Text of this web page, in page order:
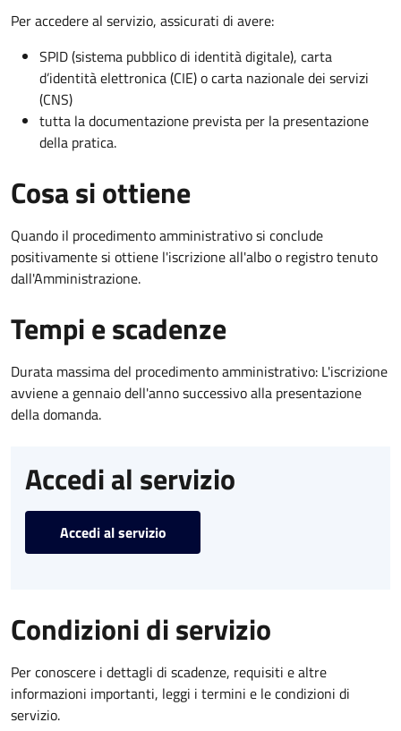
Per accedere al servizio, assicurati di avere:
SPID (sistema pubblico di identità digitale), carta
d’identità elettronica (CIE) o carta nazionale dei servizi
(CNS)
tutta la documentazione prevista per la presentazione
della pratica.
Cosa si ottiene
Quando il procedimento amministrativo si conclude
positivamente si ottiene l'iscrizione all'albo o registro tenuto
dall'Amministrazione.
Tempi e scadenze
Durata massima del procedimento amministrativo: L'iscrizione
avviene a gennaio dell'anno successivo alla presentazione
della domanda.
Accedi al servizio
Accedi al servizio
Condizioni di servizio
Per conoscere i dettagli di scadenze, requisiti e altre
informazioni importanti, leggi i termini e le condizioni di
servizio.